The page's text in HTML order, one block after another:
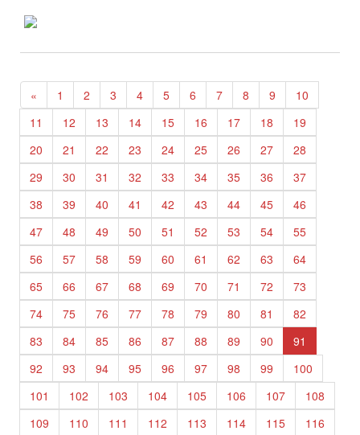
« 1 2 3 4 5 6 7 8 9
10
11
12 13 14 15 16 17 18
19
20
21 22 23 24 25 26 27
28
29
30 31 32 33 34 35 36
37
38
39 40 41 42 43 44 45
46
47
48 49 50 51 52 53 54
55
56
57 58 59 60 61 62 63
64
65
66 67 68 69 70 71 72
73
74
75 76 77 78 79 80 81
82
83
84 85 86 87 88 89 90
91
92
93 94 95 96 97 98 99
100
101
102 103 104 105 106 107
108
109
110 111 112 113 114 115
116